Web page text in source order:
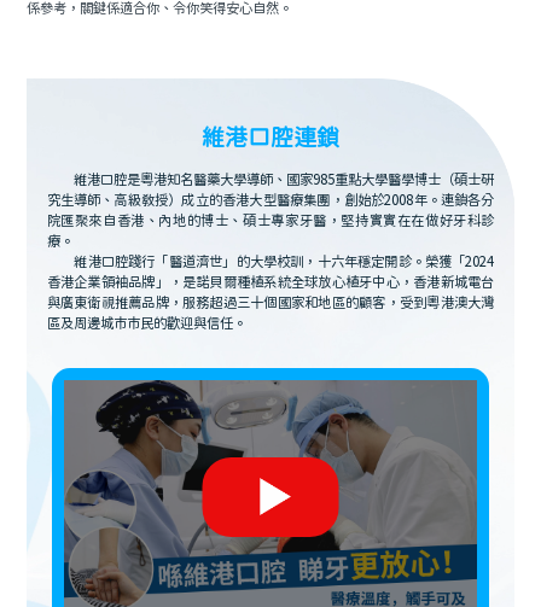
係參考，關鍵係適合你、令你笑得安心自然。
維港口腔連鎖
維港口腔是粵港知名醫藥大學導師、國家985重點大學醫學博士（碩士研
究生導師、高級教授）成立的香港大型醫療集團，創始於2008年。連鎖各分
院匯聚來自香港、內地的博士、碩士專家牙醫，堅持實實在在做好牙科診
療。
維港口腔踐行「醫道濟世」的大學校訓，十六年穩定開診。榮獲「2024
香港企業領袖品牌」，是諾貝爾種植系統全球放心植牙中心，香港新城電台
與廣東衛視推薦品牌，服務超過三十個國家和地區的顧客，受到粵港澳大灣
區及周邊城市市民的歡迎與信任。